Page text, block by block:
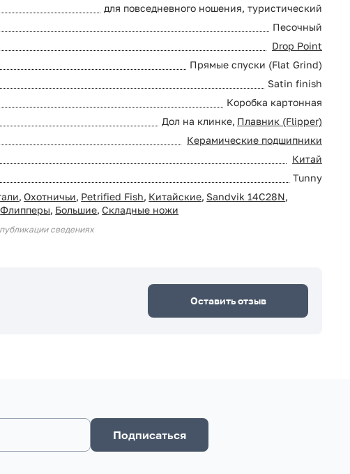
для повседневного ношения, туристический
Песочный
Drop Point
Прямые спуски (Flat Grind)
Satin finish
Коробка картонная
Дол на клинке, Плавник (Flipper)
Керамические подшипники
Китай
Tunny
, Охотничьи, Petrified Fish, Китайские, Sandvik 14C28N,
Флипперы, Большие, Складные ножи
сведениях
Оставить отзыв
Подписаться